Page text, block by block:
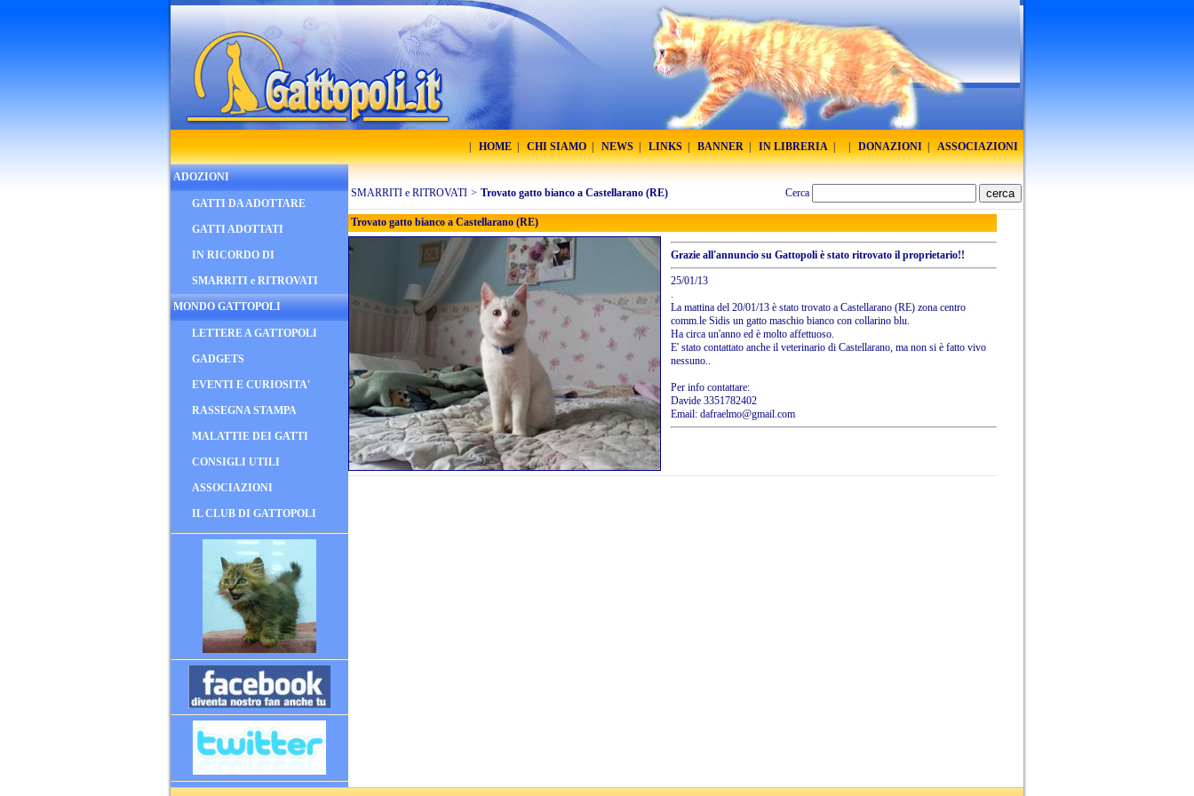
HOME CHI SIAMO NEWS LINKS BANNER IN LIBRERIA DONAZIONI ASSOCIAZIONI
ADOZIONI
GATTI DA ADOTTARE
GATTI ADOTTATI
IN RICORDO DI
SMARRITI e RITROVATI
MONDO GATTOPOLI
LETTERE A GATTOPOLI
GADGETS
EVENTI E CURIOSITA'
RASSEGNA STAMPA
MALATTIE DEI GATTI
CONSIGLI UTILI
ASSOCIAZIONI
IL CLUB DI GATTOPOLI
SMARRITI e RITROVATI > Trovato gatto bianco a Castellarano (RE) Cerca
Trovato gatto bianco a Castellarano (RE)
Grazie all'annuncio su Gattopoli è stato ritrovato il proprietario!!
25/01/13
.
La mattina del 20/01/13 è stato trovato a Castellarano (RE) zona centro
comm.le Sidis un gatto maschio bianco con collarino blu.
Ha circa un'anno ed è molto affettuoso.
E' stato contattato anche il veterinario di Castellarano, ma non si è fatto vivo
nessuno..
Per info contattare:
Davide 3351782402
Email: dafraelmo@gmail.com